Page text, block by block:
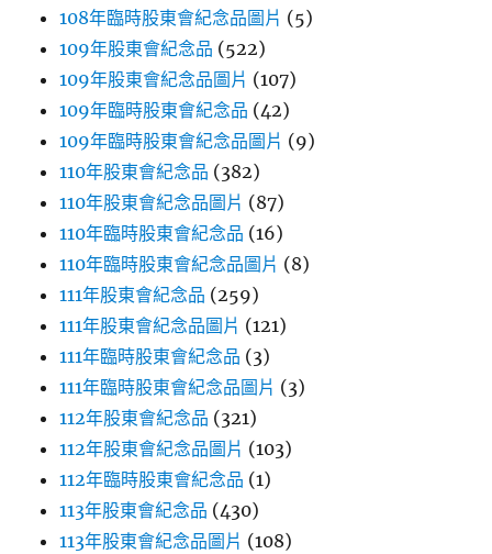
108年臨時股東會紀念品圖片 (5)
109年股東會紀念品 (522)
109年股東會紀念品圖片 (107)
109年臨時股東會紀念品 (42)
109年臨時股東會紀念品圖片 (9)
110年股東會紀念品 (382)
110年股東會紀念品圖片 (87)
110年臨時股東會紀念品 (16)
110年臨時股東會紀念品圖片 (8)
111年股東會紀念品 (259)
111年股東會紀念品圖片 (121)
111年臨時股東會紀念品 (3)
111年臨時股東會紀念品圖片 (3)
112年股東會紀念品 (321)
112年股東會紀念品圖片 (103)
112年臨時股東會紀念品 (1)
113年股東會紀念品 (430)
113年股東會紀念品圖片 (108)